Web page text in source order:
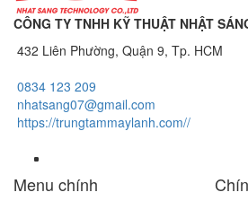
CÔNG TY TNHH KỸ THUẬT NHẬT
432 Liên Phường, Quận 9, Tp. HCM
0834 123 209
nhatsang07@gmail.com
https://trungtammaylanh.com//
Menu chính